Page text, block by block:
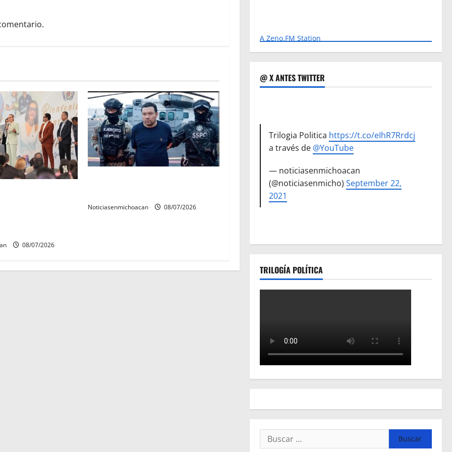
08/07/2026
Noticiasenmichoacan 08/07/2026
A Zeno.FM Station
@ X ANTES TWITTER
Trilogia Politica https://t.co/eIhR7Rrdcj
a través de @YouTube
— noticiasenmichoacan
(@noticiasenmicho)September 22,
2021
TRILOGÍA POLÍTICA
Buscar: